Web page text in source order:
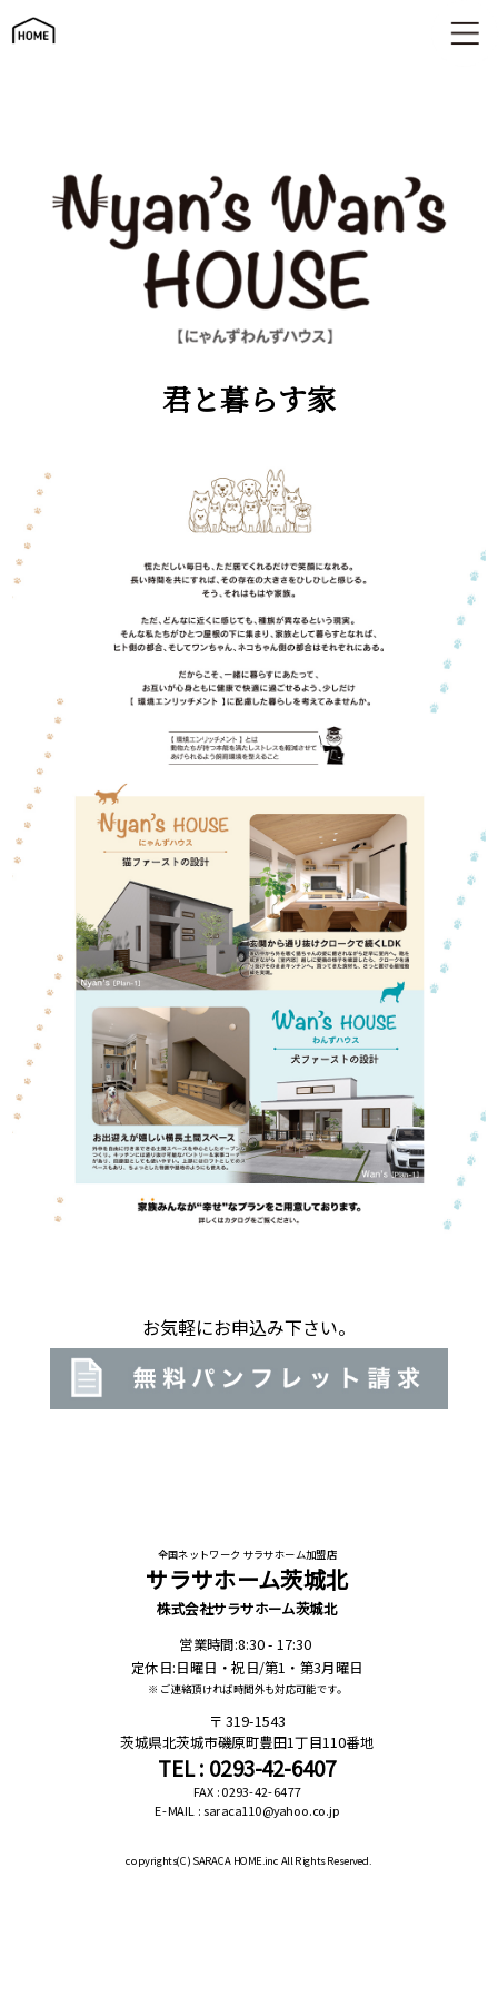
君と暮らす家 | にゃんずわんずハウス
君と暮らす家
お気軽にお申込み下さい。
全国ネットワーク サラサホーム加盟店
サラサホーム茨城北
株式会社サラサホーム茨城北
営業時間:8:30 - 17:30
定休日:日曜日・祝日/第1・第3月曜日
※ ご連絡頂ければ時間外も対応可能です。
319-1543
茨城県北茨城市磯原町豊田1丁目110番地
TEL : 0293-42-6407
FAX : 0293-42-6477
E-MAIL : saraca110@yahoo.co.jp
copyrights(C)SARACA HOME.inc All Rights Reserved.